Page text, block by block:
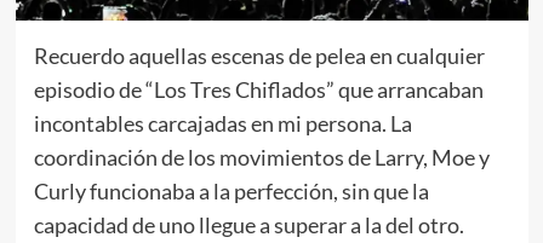
Recuerdo aquellas escenas de pelea en cualquier
episodio de “Los Tres Chiflados” que arrancaban
incontables carcajadas en mi persona. La
coordinación de los movimientos de Larry, Moe y
Curly funcionaba a la perfección, sin que la
capacidad de uno llegue a superar a la del otro.